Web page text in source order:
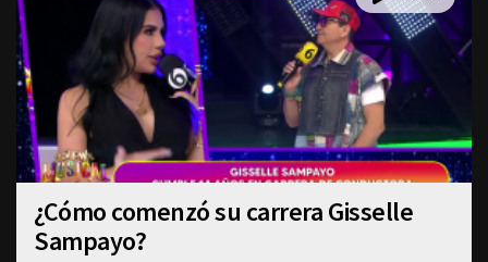
¿Cómo comenzó su carrera Gisselle
Sampayo?